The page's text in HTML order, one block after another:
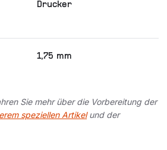
Drucker
1,75 mm
Sie mehr über die Vorbereitung der
speziellen Artikelund der